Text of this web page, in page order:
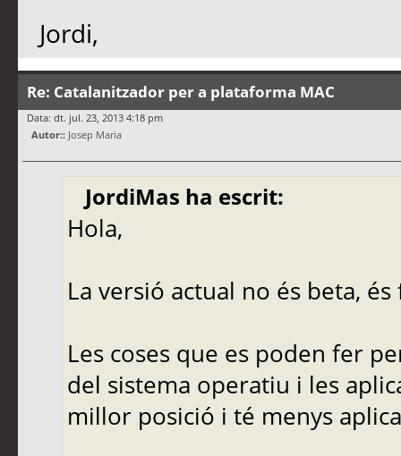
Jordi,
Re: Catalanitzador per a plataforma MAC
Data: dt. jul. 23, 2013 4:18 pm
Autor:: Josep Maria
JordiMas ha escrit:
Hola,
La versió actual no és beta, és
Les coses que es poden fer
del sistema operatiu i les
millor posició i té menys